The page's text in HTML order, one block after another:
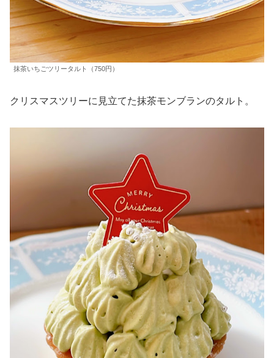
抹茶いちごツリータルト（750円）
クリスマスツリーに見立てた抹茶モンブランのタルト。